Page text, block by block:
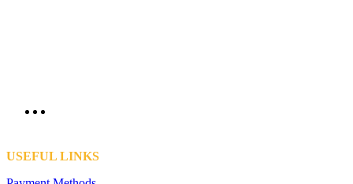
USEFUL LINKS